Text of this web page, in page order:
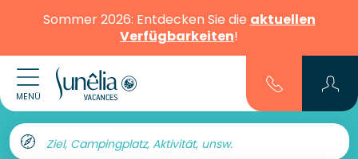
Sommer 2026: Entdecken Sie die aktuellen
Verfügbarkeiten!
MENÜ
Ziel, Campingplatz, Aktivität, unsw.